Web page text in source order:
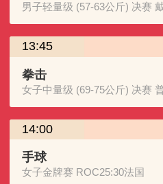
男子轻量级 (57-63公斤) 决赛
13:45
拳击
女子中量级 (69-75公斤) 决赛
14:00
手球
女子金牌赛 ROC25:30法国